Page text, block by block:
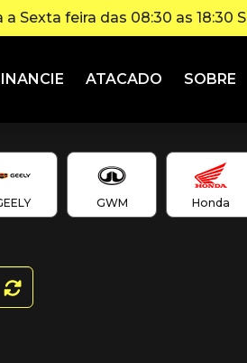
a Sexta feira das 08:30 as 18:30
ATACADO SOBRE
GWM Honda